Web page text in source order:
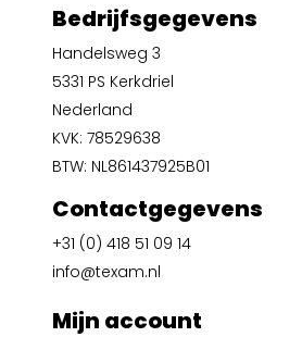
Bedrijfsgegevens
Handelsweg 3
5331 PS Kerkdriel
Nederland
KVK: 78529638
BTW: NL861437925B01
Contactgegevens
+31 (0) 418 51 09 14
info@texam.nl
Mijn account